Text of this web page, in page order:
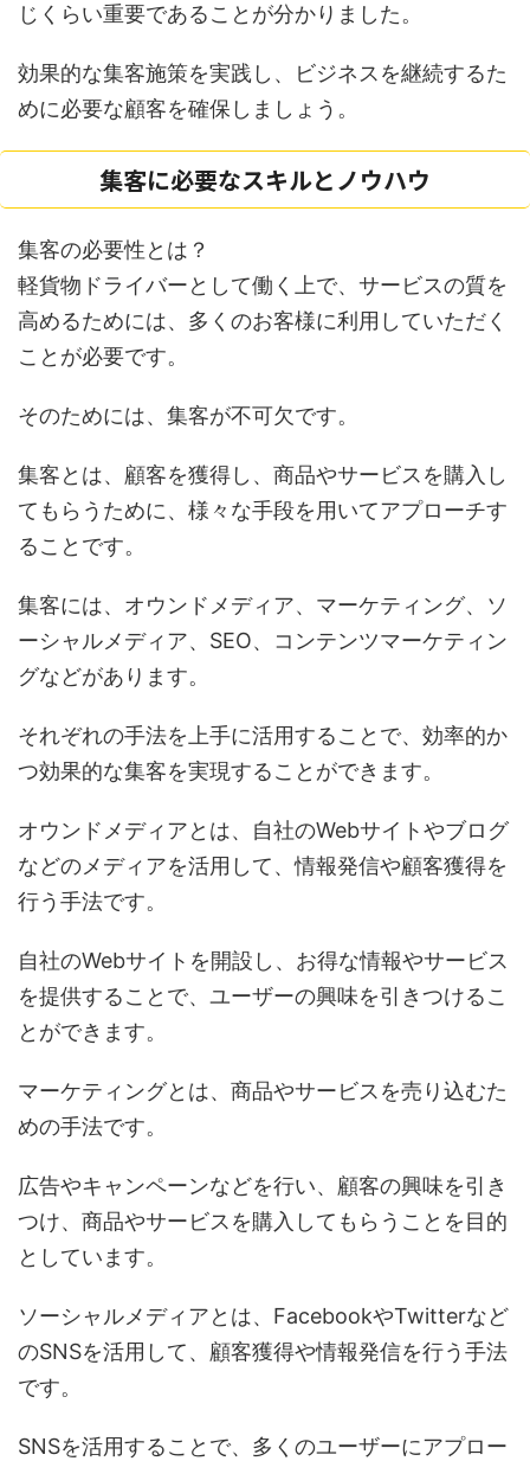
じくらい重要であることが分かりました。
効果的な集客施策を実践し、ビジネスを継続するた
めに必要な顧客を確保しましょう。
集客に必要なスキルとノウハウ
集客の必要性とは？
軽貨物ドライバーとして働く上で、サービスの質を
高めるためには、多くのお客様に利用していただく
ことが必要です。
そのためには、集客が不可欠です。
集客とは、顧客を獲得し、商品やサービスを購入し
てもらうために、様々な手段を用いてアプローチす
ることです。
集客には、オウンドメディア、マーケティング、ソ
ーシャルメディア、SEO、コンテンツマーケティン
グなどがあります。
それぞれの手法を上手に活用することで、効率的か
つ効果的な集客を実現することができます。
オウンドメディアとは、自社のWebサイトやブログ
などのメディアを活用して、情報発信や顧客獲得を
行う手法です。
自社のWebサイトを開設し、お得な情報やサービス
を提供することで、ユーザーの興味を引きつけるこ
とができます。
マーケティングとは、商品やサービスを売り込むた
めの手法です。
広告やキャンペーンなどを行い、顧客の興味を引き
つけ、商品やサービスを購入してもらうことを目的
としています。
ソーシャルメディアとは、FacebookやTwitterなど
のSNSを活用して、顧客獲得や情報発信を行う手法
です。
SNSを活用することで、多くのユーザーにアプロー